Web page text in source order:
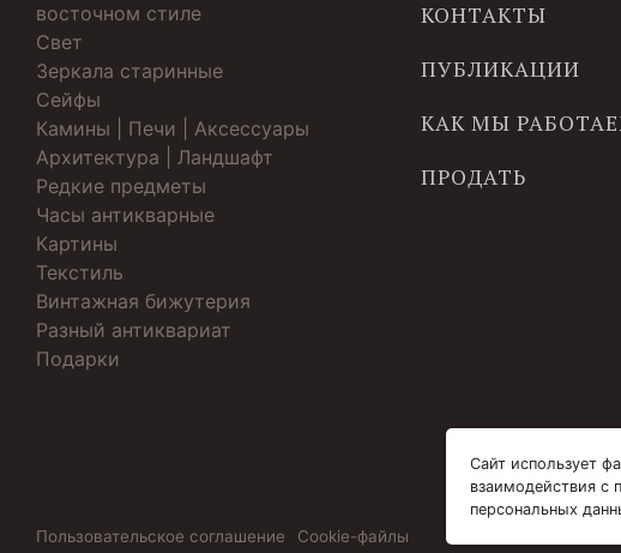
восточном стиле
Свет
Зеркала старинные
Cейфы
Камины | Печи | Аксессуары
Архитектура | Ландшафт
Редкие предметы
Часы антикварные
Картины
Текстиль
Винтажная бижутерия
Разный антиквариат
Подарки
КОНТАКТЫ
ПУБЛИКАЦИИ
КАК МЫ
ПРОДАТЬ
Пользовательское соглашение Cookie-файлы
Сайт использует
взаимодействия с
персональных